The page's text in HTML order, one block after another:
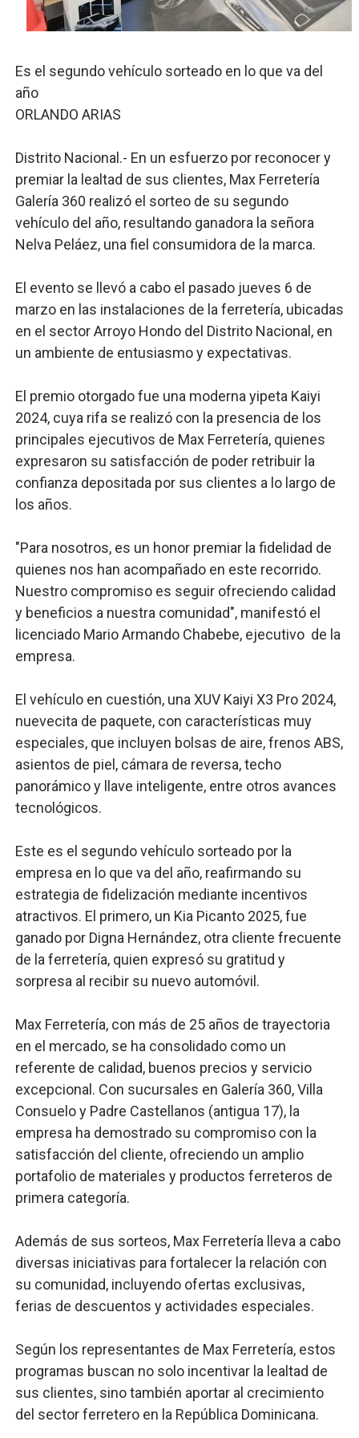
Banco Popular escala 17 posiciones en los mil
Osiris de León responde a Roberto Tineo y a Yeisy
Operativo interagencial frena delitos ambientales y
Es el segundo vehículo sorteado en lo que va del
año
ORLANDO ARIAS
Distrito Nacional.- En un esfuerzo por reconocer y
premiar la lealtad de sus clientes, Max Ferretería
Galería 360 realizó el sorteo de su segundo
vehículo del año, resultando ganadora la señora
Nelva Peláez, una fiel consumidora de la marca.
El evento se llevó a cabo el pasado jueves 6 de
marzo en las instalaciones de la ferretería, ubicadas
en el sector Arroyo Hondo del Distrito Nacional, en
un ambiente de entusiasmo y expectativas.
El premio otorgado fue una moderna yipeta Kaiyi
2024, cuya rifa se realizó con la presencia de los
principales ejecutivos de Max Ferretería, quienes
expresaron su satisfacción de poder retribuir la
confianza depositada por sus clientes a lo largo de
los años.
"Para nosotros, es un honor premiar la fidelidad de
quienes nos han acompañado en este recorrido.
Nuestro compromiso es seguir ofreciendo calidad
y beneficios a nuestra comunidad", manifestó el
licenciado Mario Armando Chabebe, ejecutivo de la
empresa.
El vehículo en cuestión, una XUV Kaiyi X3 Pro 2024,
nuevecita de paquete, con características muy
especiales, que incluyen bolsas de aire, frenos ABS,
asientos de piel, cámara de reversa, techo
panorámico y llave inteligente, entre otros avances
tecnológicos.
Este es el segundo vehículo sorteado por la
empresa en lo que va del año, reafirmando su
estrategia de fidelización mediante incentivos
atractivos. El primero, un Kia Picanto 2025, fue
ganado por Digna Hernández, otra cliente frecuente
de la ferretería, quien expresó su gratitud y
sorpresa al recibir su nuevo automóvil.
Max Ferretería, con más de 25 años de trayectoria
en el mercado, se ha consolidado como un
referente de calidad, buenos precios y servicio
excepcional. Con sucursales en Galería 360, Villa
Consuelo y Padre Castellanos (antigua 17), la
empresa ha demostrado su compromiso con la
satisfacción del cliente, ofreciendo un amplio
portafolio de materiales y productos ferreteros de
primera categoría.
Además de sus sorteos, Max Ferretería lleva a cabo
diversas iniciativas para fortalecer la relación con
su comunidad, incluyendo ofertas exclusivas,
ferias de descuentos y actividades especiales.
Según los representantes de Max Ferretería, estos
programas buscan no solo incentivar la lealtad de
sus clientes, sino también aportar al crecimiento
del sector ferretero en la República Dominicana.